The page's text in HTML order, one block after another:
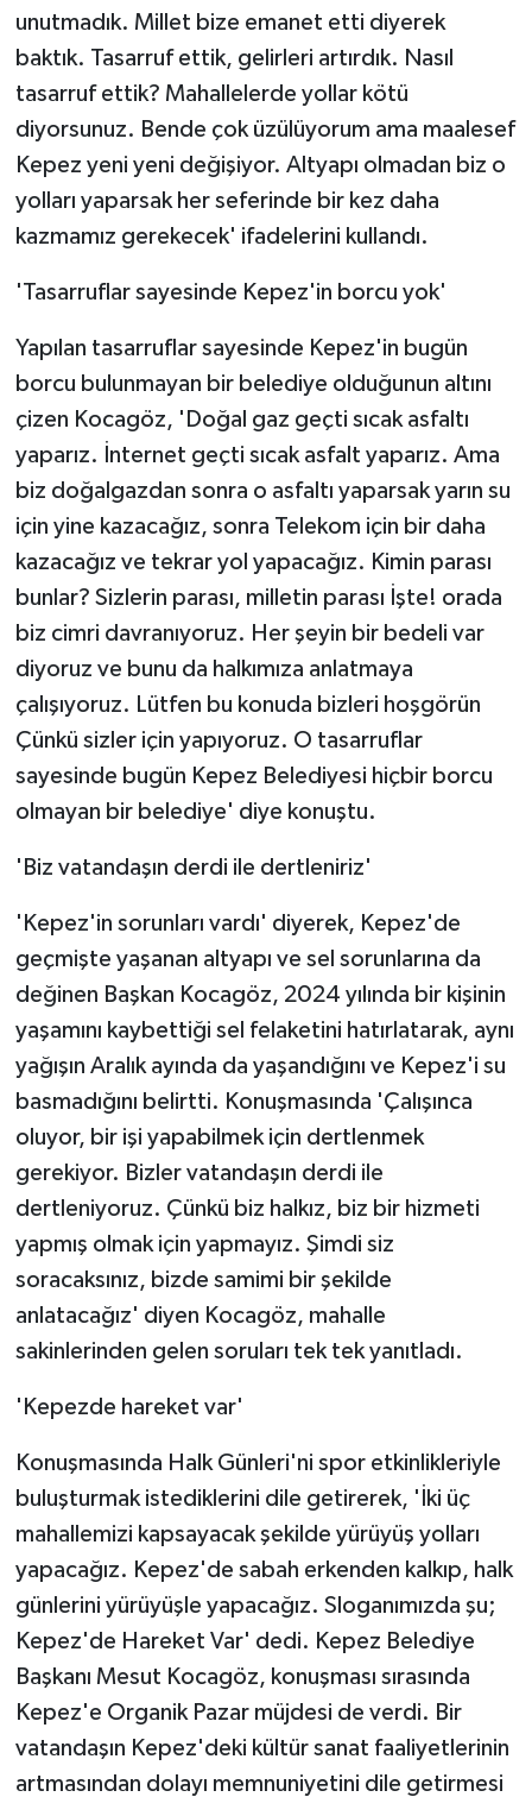
unutmadık. Millet bize emanet etti diyerek
baktık. Tasarruf ettik, gelirleri artırdık. Nasıl
tasarruf ettik? Mahallelerde yollar kötü
diyorsunuz. Bende çok üzülüyorum ama maalesef
Kepez yeni yeni değişiyor. Altyapı olmadan biz o
yolları yaparsak her seferinde bir kez daha
kazmamız gerekecek' ifadelerini kullandı.
'Tasarruflar sayesinde Kepez'in borcu yok'
Yapılan tasarruflar sayesinde Kepez'in bugün
borcu bulunmayan bir belediye olduğunun altını
çizen Kocagöz, 'Doğal gaz geçti sıcak asfaltı
yaparız. İnternet geçti sıcak asfalt yaparız. Ama
biz doğalgazdan sonra o asfaltı yaparsak yarın su
için yine kazacağız, sonra Telekom için bir daha
kazacağız ve tekrar yol yapacağız. Kimin parası
bunlar? Sizlerin parası, milletin parası İşte! orada
biz cimri davranıyoruz. Her şeyin bir bedeli var
diyoruz ve bunu da halkımıza anlatmaya
çalışıyoruz. Lütfen bu konuda bizleri hoşgörün
Çünkü sizler için yapıyoruz. O tasarruflar
sayesinde bugün Kepez Belediyesi hiçbir borcu
olmayan bir belediye' diye konuştu.
'Biz vatandaşın derdi ile dertleniriz'
'Kepez'in sorunları vardı' diyerek, Kepez'de
geçmişte yaşanan altyapı ve sel sorunlarına da
değinen Başkan Kocagöz, 2024 yılında bir kişinin
yaşamını kaybettiği sel felaketini hatırlatarak, aynı
yağışın Aralık ayında da yaşandığını ve Kepez'i su
basmadığını belirtti. Konuşmasında 'Çalışınca
oluyor, bir işi yapabilmek için dertlenmek
gerekiyor. Bizler vatandaşın derdi ile
dertleniyoruz. Çünkü biz halkız, biz bir hizmeti
yapmış olmak için yapmayız. Şimdi siz
soracaksınız, bizde samimi bir şekilde
anlatacağız' diyen Kocagöz, mahalle
sakinlerinden gelen soruları tek tek yanıtladı.
'Kepezde hareket var'
Konuşmasında Halk Günleri'ni spor etkinlikleriyle
buluşturmak istediklerini dile getirerek, 'İki üç
mahallemizi kapsayacak şekilde yürüyüş yolları
yapacağız. Kepez'de sabah erkenden kalkıp, halk
günlerini yürüyüşle yapacağız. Sloganımızda şu;
Kepez'de Hareket Var' dedi. Kepez Belediye
Başkanı Mesut Kocagöz, konuşması sırasında
Kepez'e Organik Pazar müjdesi de verdi. Bir
vatandaşın Kepez'deki kültür sanat faaliyetlerinin
artmasından dolayı memnuniyetini dile getirmesi